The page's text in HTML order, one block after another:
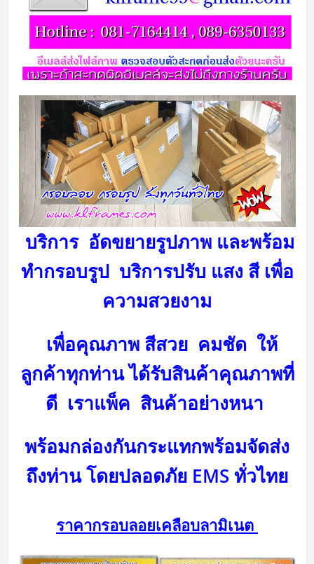
บริการ อัดขยายรูปภาพ และพร้อม
ทำกรอบรูป บริการปรับ แสง สี เพื่อ
ความสวยงาม
เพื่อคุณภาพ สีสวย คมชัด ให้
ลูกค้าทุกท่าน ได้รับสินค้าคุณภาพที่
ดี เราแพ็ค สินค้าอย่างหนา
พร้อมกล่องกันกระแทกพร้อมจัดส่ง
ถึงท่าน โดยปลอดภัย EMS ทั่วไทย
ราคากรอบลอยเคลือบลามิเนต